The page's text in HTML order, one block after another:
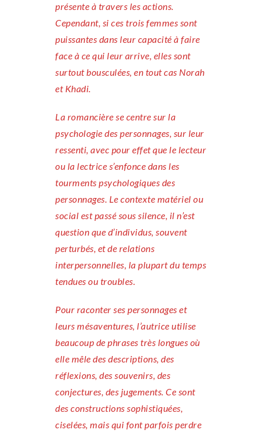
présente à travers les actions.
Cependant, si ces trois femmes sont
puissantes dans leur capacité à faire
face à ce qui leur arrive, elles sont
surtout bousculées, en tout cas Norah
et Khadi.
La romancière se centre sur la
psychologie des personnages, sur leur
ressenti, avec pour effet que le lecteur
ou la lectrice s’enfonce dans les
tourments psychologiques des
personnages. Le contexte matériel ou
social est passé sous silence, il n’est
question que d’individus, souvent
perturbés, et de relations
interpersonnelles, la plupart du temps
tendues ou troubles.
Pour raconter ses personnages et
leurs mésaventures, l’autrice utilise
beaucoup de phrases très longues où
elle mêle des descriptions, des
réflexions, des souvenirs, des
conjectures, des jugements. Ce sont
des constructions sophistiquées,
ciselées, mais qui font parfois perdre